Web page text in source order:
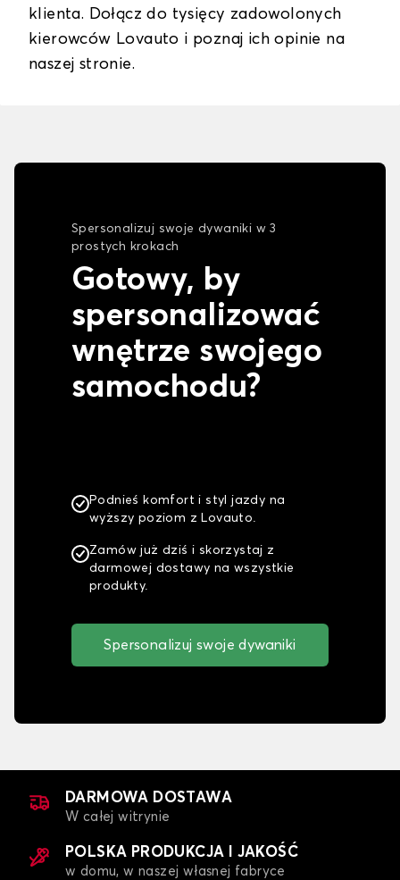
klienta. Dołącz do tysięcy zadowolonych
kierowców Lovauto i poznaj ich opinie na
naszej stronie.
Spersonalizuj swoje dywaniki w 3
prostych krokach
Gotowy, by
spersonalizować
wnętrze swojego
samochodu?
Podnieś komfort i styl jazdy na
wyższy poziom z Lovauto.
Zamów już dziś i skorzystaj z
darmowej dostawy na wszystkie
produkty.
Spersonalizuj swoje dywaniki
DARMOWA DOSTAWA
W całej witrynie
POLSKA PRODUKCJA I JAKOŚĆ
w domu, w naszej własnej fabryce